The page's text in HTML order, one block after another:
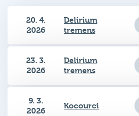
20. 4.
2026
Delirium
tremens
23. 3.
2026
Delirium
tremens
9. 3.
2026
Kocourci